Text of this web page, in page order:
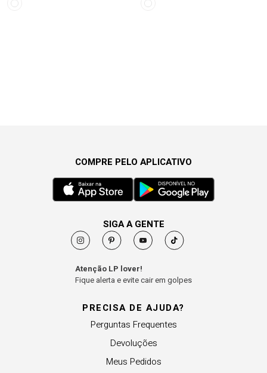
PRECISA DE AJUDA?
Perguntas Frequentes
Devoluções
Meus Pedidos
COMPRE PELO APLICATIVO
SIGA A GENTE
Atenção LP lover!
Fique alerta e evite cair em golpes